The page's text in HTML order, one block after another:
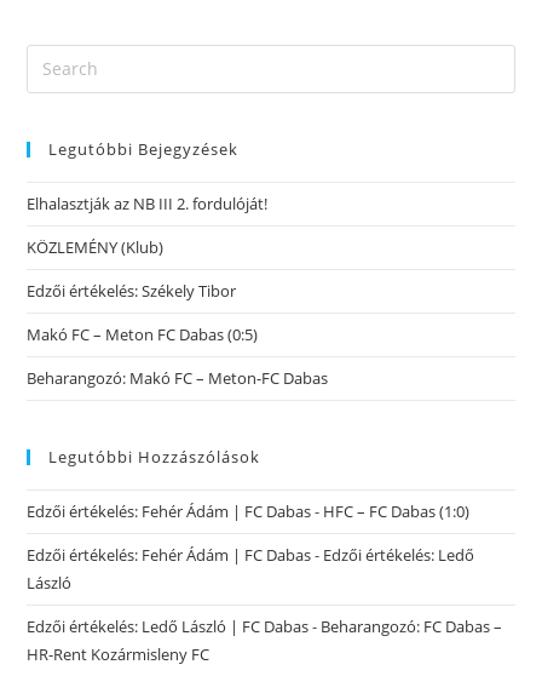
Legutóbbi Bejegyzések
Elhalasztják az NB III 2. fordulóját!
KÖZLEMÉNY (Klub)
Edzői értékelés: Székely Tibor
Makó FC – Meton FC Dabas (0:5)
Beharangozó: Makó FC – Meton-FC Dabas
Legutóbbi Hozzászólások
Edzői értékelés: Fehér Ádám | FC Dabas- HFC – FC Dabas (1:0)
Edzői értékelés: Fehér Ádám | FC Dabas- Edzői értékelés: Ledő
László
Edzői értékelés: Ledő László | FC Dabas- Beharangozó: FC Dabas –
HR-Rent Kozármisleny FC